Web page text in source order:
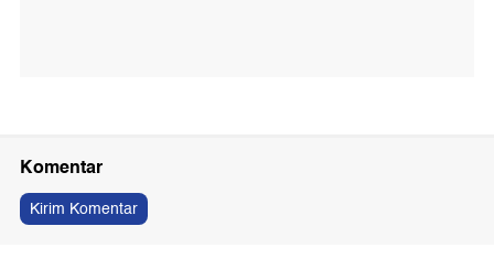
Komentar
Kirim Komentar